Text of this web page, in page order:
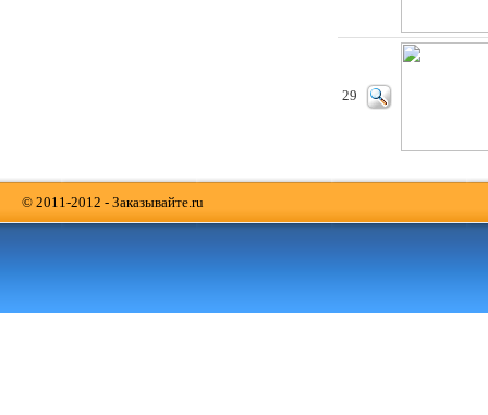
29
© 2011-2012 - Заказывайте.ru